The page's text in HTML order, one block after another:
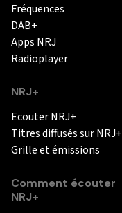
Fréquences
DAB+
Apps NRJ
Radioplayer
NRJ+
Ecouter NRJ+
Titres diffusés sur NRJ+
Grille et émissions
Comment écouter
NRJ+